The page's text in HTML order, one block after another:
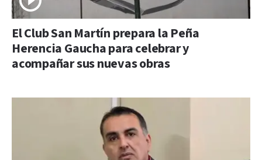
El Club San Martín prepara la Peña
Herencia Gaucha para celebrar y
acompañar sus nuevas obras